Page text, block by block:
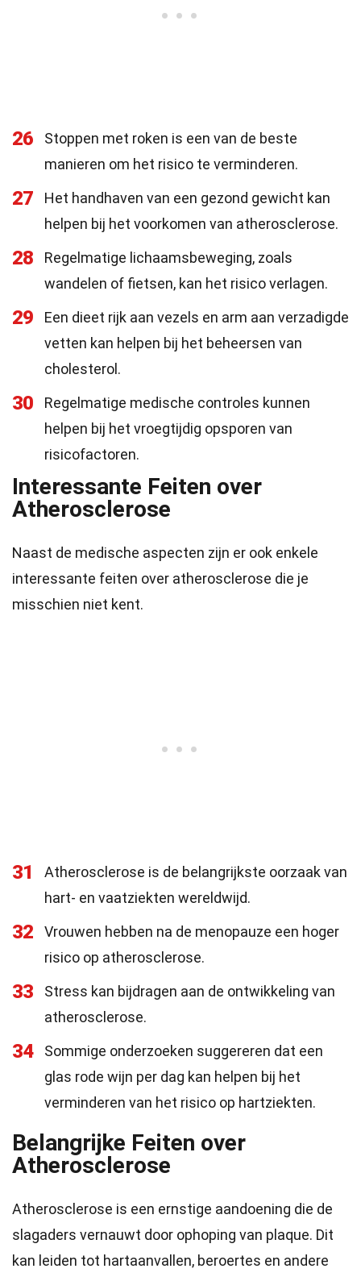
26
Stoppen met roken is een van de beste
manieren om het risico te verminderen.
27
Het handhaven van een gezond gewicht kan
helpen bij het voorkomen van atherosclerose.
28
Regelmatige lichaamsbeweging, zoals
wandelen of fietsen, kan het risico verlagen.
29
Een dieet rijk aan vezels en arm aan verzadigde
vetten kan helpen bij het beheersen van
cholesterol.
30
Regelmatige medische controles kunnen
helpen bij het vroegtijdig opsporen van
risicofactoren.
Interessante Feiten over
Atherosclerose
Naast de medische aspecten zijn er ook enkele
interessante feiten over atherosclerose die je
misschien niet kent.
31
Atherosclerose is de belangrijkste oorzaak van
hart- en vaatziekten wereldwijd.
32
Vrouwen hebben na de menopauze een hoger
risico op atherosclerose.
33
Stress kan bijdragen aan de ontwikkeling van
atherosclerose.
34
Sommige onderzoeken suggereren dat een
glas rode wijn per dag kan helpen bij het
verminderen van het risico op hartziekten.
Belangrijke Feiten over
Atherosclerose
Atherosclerose is een ernstige aandoening die de
slagaders vernauwt door ophoping van plaque. Dit
kan leiden tot hartaanvallen, beroertes en andere